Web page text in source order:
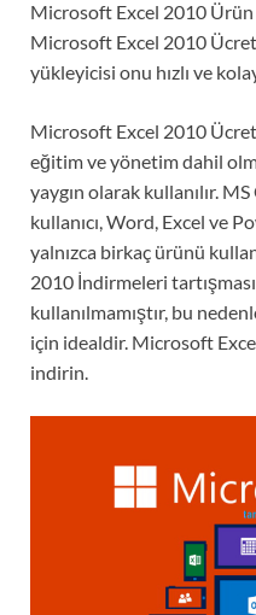
Microsoft Excel 2010 Ürün
Microsoft Excel 2010
yükleyicisi onu hızlı ve
Microsoft Excel 2010
eğitim ve yönetim dahil
yaygın olarak kullanılır.
kullanıcı, Word, Excel ve
yalnızca birkaç ürünü
2010 İndirmeleri
kullanılmamıştır, bu
için idealdir. Microsoft
indirin.